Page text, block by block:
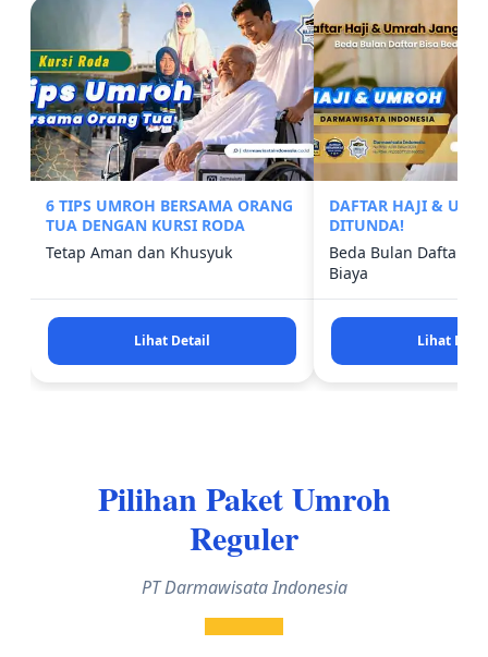
6 TIPS UMROH BERSAMA ORANG
TUA DENGAN KURSI RODA
Tetap Aman dan Khusyuk
Lihat Detail
DAFTAR HAJI &
DITUNDA!
Beda Bulan Daftar
Biaya
Lihat
Pilihan Paket Umroh
Reguler
PT Darmawisata Indonesia